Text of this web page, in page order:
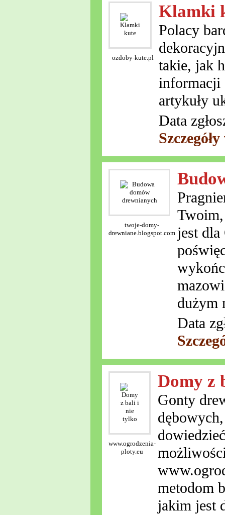
ozdoby-kute.pl
Klamki
Polacy
takie, jak
informacji
artykuły
Data
twoje-domy-
drewniane.blogspot.com jest dla
dużym
Data
www.ogrodzenia-
ploty.eu
Domy z
Gonty
metodom
jakim jest